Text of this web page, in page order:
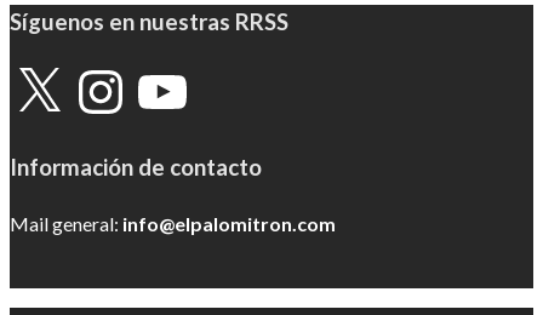
Síguenos en nuestras RRSS
X InstagramYouTube
Información de contacto
Mail general: info@elpalomitron.com